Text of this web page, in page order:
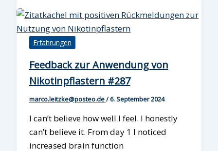
Erfahrungen
Feedback zur Anwendung von
Nikotinpflastern #287
marco.leitzke@posteo.de/6. September 2024
I can’t believe how well I feel. I honestly
can’t believe it. From day 1 I noticed
increased brain function